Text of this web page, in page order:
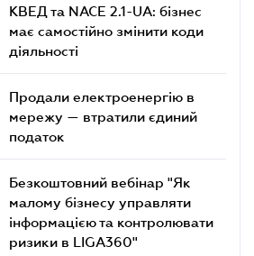
КВЕД та NACE 2.1-UA: бізнес
має самостійно змінити коди
діяльності
Продали електроенергію в
мережу — втратили єдиний
податок
Безкоштовний вебінар "Як
малому бізнесу управляти
інформацією та контролювати
ризики в LIGA360"